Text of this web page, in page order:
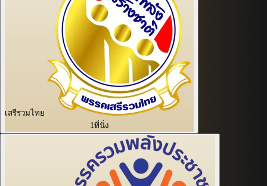
เสรีรวมไทย
1ที่นั่ง